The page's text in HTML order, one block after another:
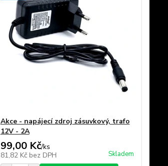
Akce - napájecí zdroj zásuvkový, trafo
12V - 2A
99,00 Kč/ks
81,82 Kč bez DPH Skladem